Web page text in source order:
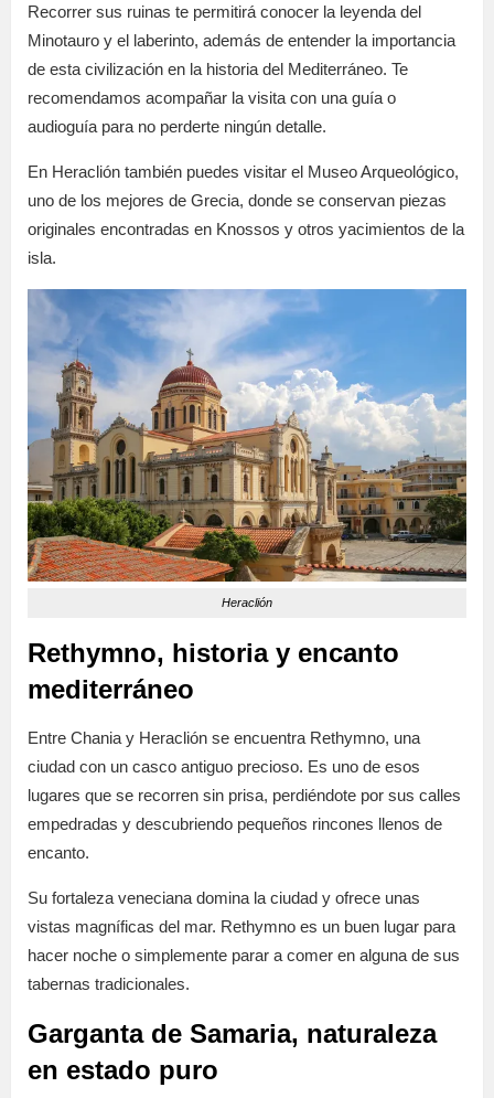
Recorrer sus ruinas te permitirá conocer la leyenda del
Minotauro y el laberinto, además de entender la importancia
de esta civilización en la historia del Mediterráneo. Te
recomendamos acompañar la visita con una guía o
audioguía para no perderte ningún detalle.
En Heraclión también puedes visitar el Museo Arqueológico,
uno de los mejores de Grecia, donde se conservan piezas
originales encontradas en Knossos y otros yacimientos de la
isla.
Heraclión
Rethymno, historia y encanto
mediterráneo
Entre Chania y Heraclión se encuentra Rethymno, una
ciudad con un casco antiguo precioso. Es uno de esos
lugares que se recorren sin prisa, perdiéndote por sus calles
empedradas y descubriendo pequeños rincones llenos de
encanto.
Su fortaleza veneciana domina la ciudad y ofrece unas
vistas magníficas del mar. Rethymno es un buen lugar para
hacer noche o simplemente parar a comer en alguna de sus
tabernas tradicionales.
Garganta de Samaria, naturaleza
en estado puro